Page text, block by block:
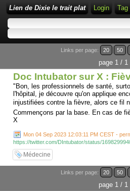
Lien de Dixie le trait plat Login Tag
Links per page: 20 50
page 1 / 1
Doc Intubator sur X :
"Bon, les professionnels de santé,
l'hôpital, je découvre qu'on applique
injustifiées contre la fièvre, alors ce fil
Commençons par la base. En cas de
X
Mon 04 Sep 2023 12:03:11 PM CEST -
https://twitter.com/DIntubator/status/
Médecine
Links per page: 20 50
page 1 / 1